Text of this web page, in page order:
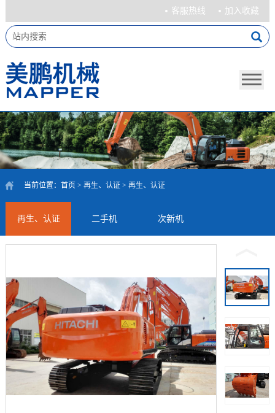
客服热线 加入收藏
当前位置： 首页 > 再生、认证 > 再生、认证
再生、认证 二手机 次新机